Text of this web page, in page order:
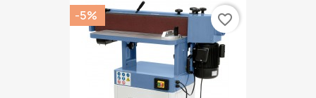
-5% favorite_border